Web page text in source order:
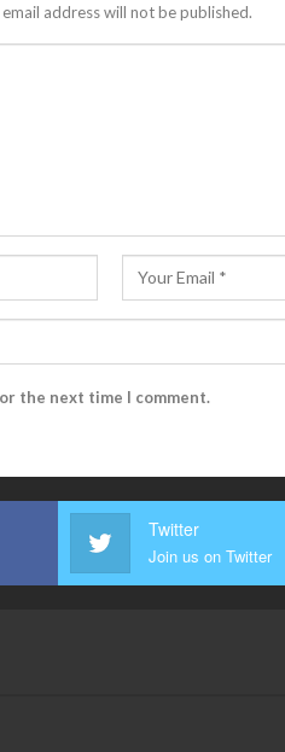
email address will not be published.
the next time I comment.
Twitter
Join us on Twitter